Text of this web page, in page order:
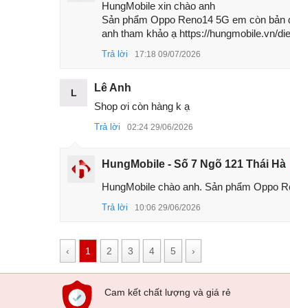
HungMobile xin chào anh
Sản phẩm Oppo Reno14 5G em còn bản
anh tham khảo ạ https://hungmobile.vn/
Trả lời 17:18 09/07/2026
L
Lê Anh
Shop ơi còn hàng k ạ
Trả lời 02:24 29/06/2026
HungMobile - Số 7 Ngõ 121 Thái Hà
HungMobile chào anh. Sản phẩm Oppo
Trả lời 10:06 29/06/2026
‹ 1 2 3 4 5 ›
Cam kết chất lượng và giá rẻ